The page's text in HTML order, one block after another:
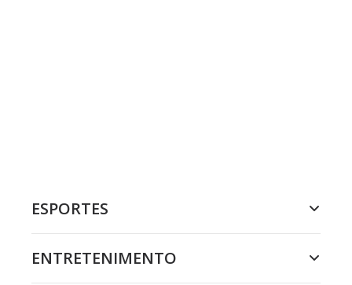
ESPORTES
ENTRETENIMENTO